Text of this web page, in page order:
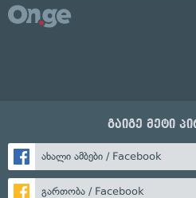
გაიგე მეტი
ახალი ამბები / Facebook
გართობა / Facebook